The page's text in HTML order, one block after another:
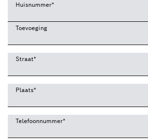
Huisnummer*
Toevoeging
Straat*
Plaats*
Telefoonnummer*